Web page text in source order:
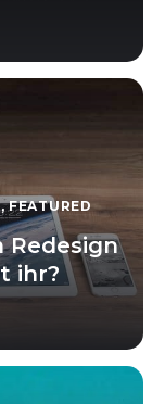
,FEATURED
Redesign
ihr?